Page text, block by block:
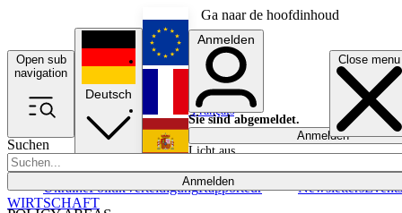
Ga naar de hoofdinhoud
Open sub
navigation
Close menu
Suchen
Anmelden
UkrainePolitikVerteidigungRapporteur NewslettersEvents
Deutsch
English
Français
Anmelden
Sie sind abgemeldet.
Anmelden
Licht aus
WIRTSCHAFT